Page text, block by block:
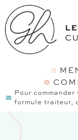
Pour
formule traiteur,